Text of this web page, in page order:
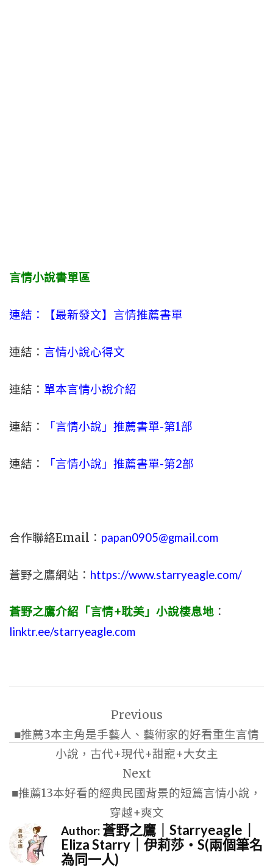
言情小說書單區
連結：【最新發文】 言情推薦書單
連結： 言情小說心得文
連結： 單本言情小說介紹
連結： 「言情小說」推薦書單-第1部
連結： 「言情小說」推薦書單-第2部
合作聯絡Email： papan0905@gmail.com
蒼野之鷹網站： https://www.starryeagle.com/
蒼野之鷹介紹「言情+耽美」小說棲息地 ：
linktr.ee/starryeagle.com
導
Previous
■推薦3本主角是手藝人、藝術家的好看重生言情
小說，古代+現代+甜寵+大女主
Next
■推薦13本好看的經典民國背景的短篇言情小說，
穿越+爽文
Author:蒼野之鷹｜Starryeagle｜
Eliza Starry｜伊莉莎・S(兩個筆名
為同一人)